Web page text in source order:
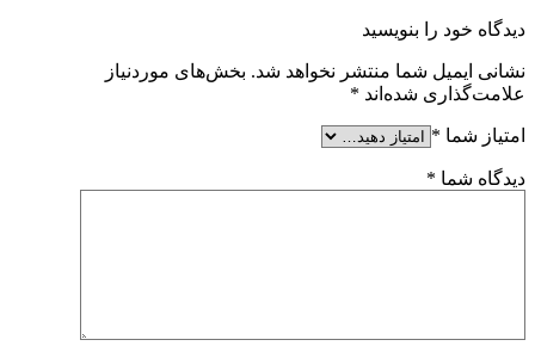
دیدگاه خود را بنویسید
نشانی ایمیل شما منتشر نخواهد شد. بخش‌های موردنیاز
علامت‌گذاری شده‌اند *
امتیاز شما *
دیدگاه شما *